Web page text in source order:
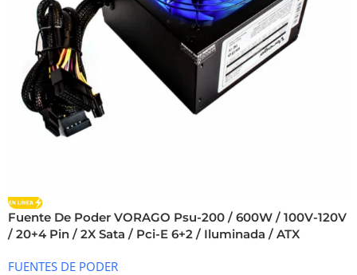
Fuente De Poder VORAGO Psu-200 / 600W / 100V-120V
/ 20+4 Pin / 2X Sata / Pci-E 6+2 / Iluminada / ATX
FUENTES DE PODER